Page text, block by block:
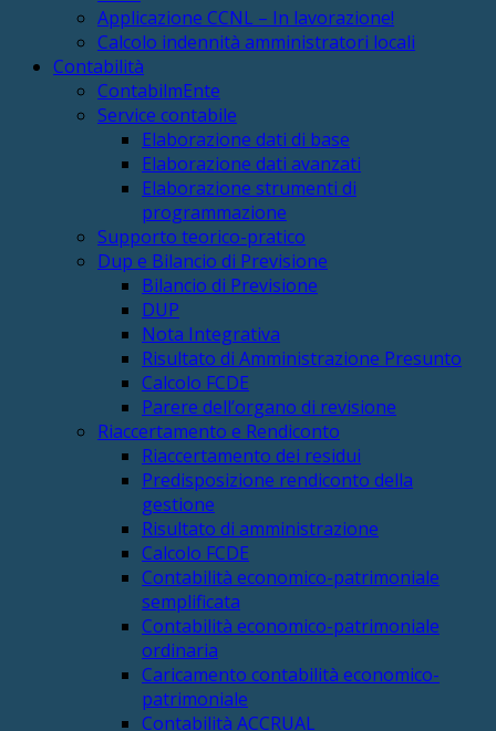
Applicazione CCNL – In lavorazione!
Calcolo indennità amministratori locali
Contabilità
ContabilmEnte
Service contabile
Elaborazione dati di base
Elaborazione dati avanzati
Elaborazione strumenti di
programmazione
Supporto teorico-pratico
Dup e Bilancio di Previsione
Bilancio di Previsione
DUP
Nota Integrativa
Risultato di Amministrazione Presunto
Calcolo FCDE
Parere dell’organo di revisione
Riaccertamento e Rendiconto
Riaccertamento dei residui
Predisposizione rendiconto della
gestione
Risultato di amministrazione
Calcolo FCDE
Contabilità economico-patrimoniale
semplificata
Contabilità economico-patrimoniale
ordinaria
Caricamento contabilità economico-
patrimoniale
Contabilità ACCRUAL